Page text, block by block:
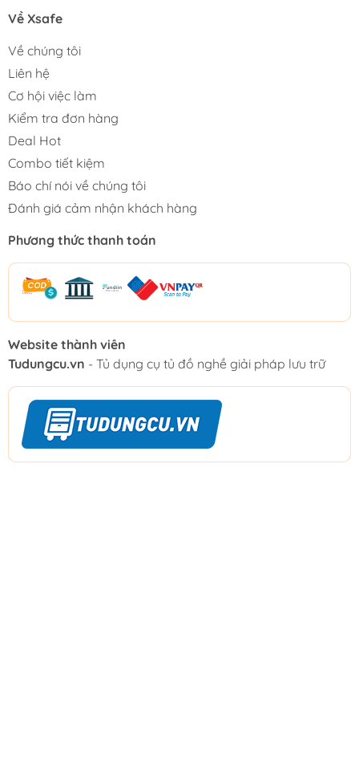
Về Xsafe
Về chúng tôi
Liên hệ
Cơ hội việc làm
Kiểm tra đơn hàng
Deal Hot
Combo tiết kiệm
Báo chí nói về chúng tôi
Đánh giá cảm nhận khách hàng
Phương thức thanh toán
Website thành viên
Tudungcu.vn - Tủ dụng cụ tủ đồ nghề giải pháp lưu trữ